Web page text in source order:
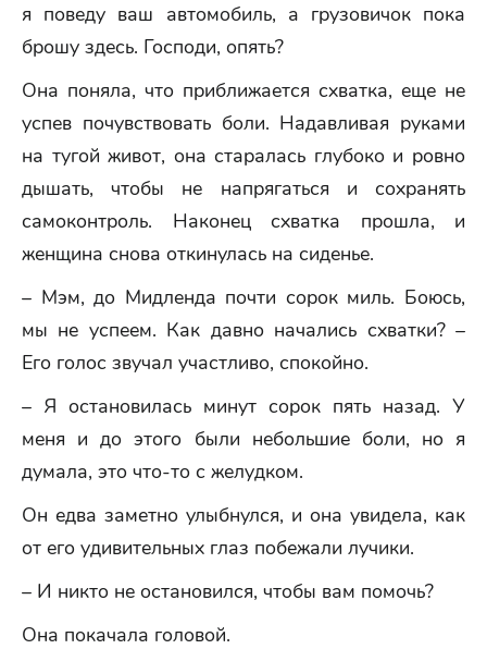
я поведу ваш автомобиль, а грузовичок пока
брошу здесь. Господи, опять?
Она поняла, что приближается схватка, еще не
успев почувствовать боли. Надавливая руками
на тугой живот, она старалась глубоко и ровно
дышать, чтобы не напрягаться и сохранять
самоконтроль. Наконец схватка прошла, и
женщина снова откинулась на сиденье.
– Мэм, до Мидленда почти сорок миль. Боюсь,
мы не успеем. Как давно начались схватки? –
Его голос звучал участливо, спокойно.
– Я остановилась минут сорок пять назад. У
меня и до этого были небольшие боли, но я
думала, это что-то с желудком.
Он едва заметно улыбнулся, и она увидела, как
от его удивительных глаз побежали лучики.
– И никто не остановился, чтобы вам помочь?
Она покачала головой.